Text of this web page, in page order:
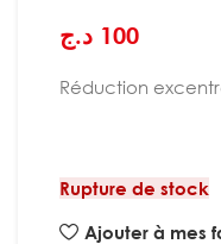
100 د.ج
Réduction
Rupture de stock
Ajouter à mes